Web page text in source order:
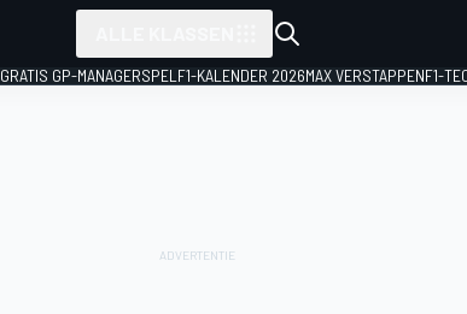
GRATIS GP-MANAGERSPEL F1-KALENDER 2026MAX VERSTAPPENF1-